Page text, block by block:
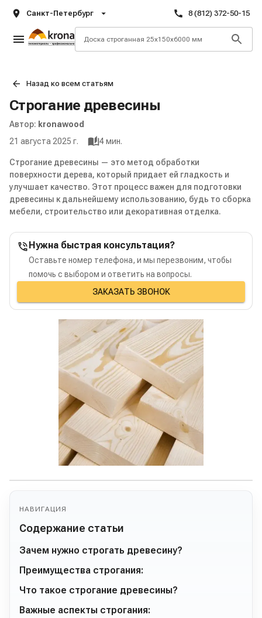
Санкт-Петербург 8 (812) 372-50-15
Назад ко всем статьям
Строгание древесины
Автор: kronawood
21 августа 2025 г.
4мин.
Строгание древесины — это метод обработки
поверхности дерева, который придает ей гладкость и
улучшает качество. Этот процесс важен для подготовки
древесины к дальнейшему использованию, будь то сборка
мебели, строительство или декоративная отделка.
Нужна быстрая консультация?
Оставьте номер телефона, и мы перезвоним, чтобы
помочь с выбором и ответить на вопросы.
ЗАКАЗАТЬ ЗВОНОК
НАВИГАЦИЯ
Содержание статьи
Зачем нужно строгать древесину?
Преимущества строгания:
Что такое строгание древесины?
Важные аспекты строгания: